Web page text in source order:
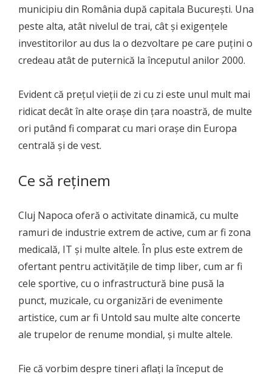
municipiu din România după capitala București. Una
peste alta, atât nivelul de trai, cât și exigențele
investitorilor au dus la o dezvoltare pe care puțini o
credeau atât de puternică la începutul anilor 2000.
Evident că prețul vieții de zi cu zi este unul mult mai
ridicat decât în alte orașe din țara noastră, de multe
ori putând fi comparat cu mari orașe din Europa
centrală și de vest.
Ce să reținem
Cluj Napoca oferă o activitate dinamică, cu multe
ramuri de industrie extrem de active, cum ar fi zona
medicală, IT și multe altele. În plus este extrem de
ofertant pentru activitățile de timp liber, cum ar fi
cele sportive, cu o infrastructură bine pusă la
punct, muzicale, cu organizări de evenimente
artistice, cum ar fi Untold sau multe alte concerte
ale trupelor de renume mondial, și multe altele.
Fie că vorbim despre tineri aflați la început de